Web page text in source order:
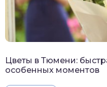
Цветы в Тюмени:
особенных моментов